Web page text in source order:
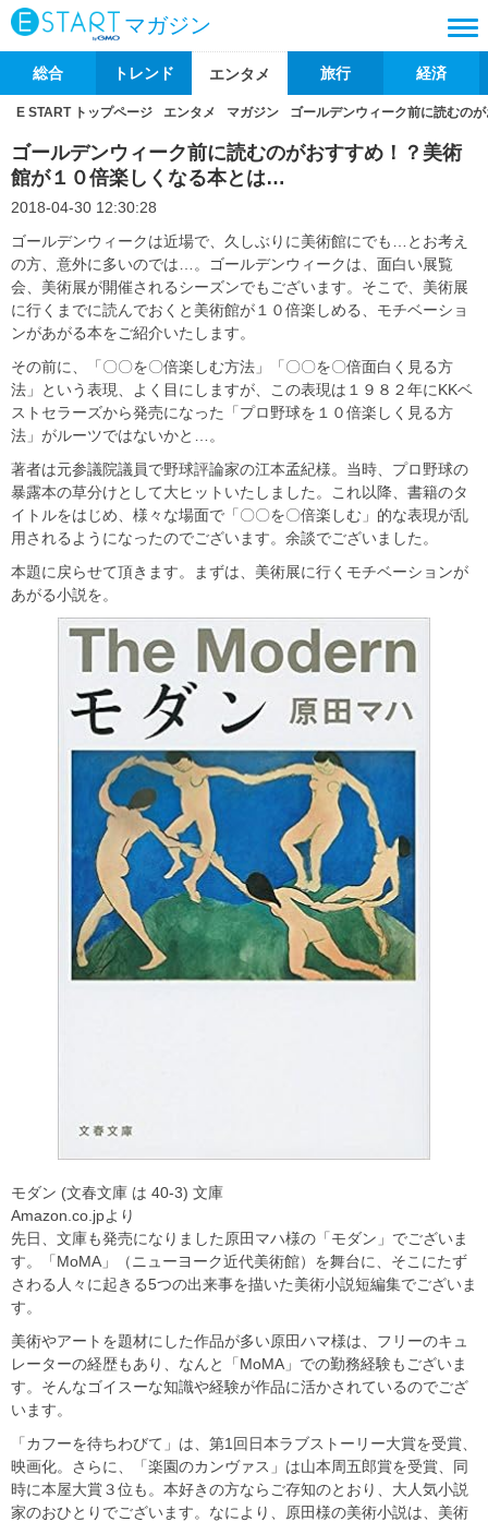
マガジン
総合 トレンド エンタメ 旅行 経済
E START トップページ エンタメ マガジン ゴールデンウィーク前に読むの
ゴールデンウィーク前に読むのがおすすめ！？美術
館が１０倍楽しくなる本とは…
2018-04-30 12:30:28
ゴールデンウィークは近場で、久しぶりに美術館にでも…とお考え
の方、意外に多いのでは…。ゴールデンウィークは、面白い展覧
会、美術展が開催されるシーズンでもございます。そこで、美術展
に行くまでに読んでおくと美術館が１０倍楽しめる、モチベーショ
ンがあがる本をご紹介いたします。
その前に、「〇〇を〇倍楽しむ方法」「〇〇を〇倍面白く見る方
法」という表現、よく目にしますが、この表現は１９８２年にKKベ
ストセラーズから発売になった「プロ野球を１０倍楽しく見る方
法」がルーツではないかと…。
著者は元参議院議員で野球評論家の江本孟紀様。当時、プロ野球の
暴露本の草分けとして大ヒットいたしました。これ以降、書籍のタ
イトルをはじめ、様々な場面で「〇〇を〇倍楽しむ」的な表現が乱
用されるようになったのでございます。余談でございました。
本題に戻らせて頂きます。まずは、美術展に行くモチベーションが
あがる小説を。
モダン (文春文庫 は 40-3) 文庫
Amazon.co.jpより
先日、文庫も発売になりました原田マハ様の「モダン」でございま
す。「MoMA」（ニューヨーク近代美術館）を舞台に、そこにたず
さわる人々に起きる5つの出来事を描いた美術小説短編集でございま
す。
美術やアートを題材にした作品が多い原田ハマ様は、フリーのキュ
レーターの経歴もあり、なんと「MoMA」での勤務経験もございま
す。そんなゴイスーな知識や経験が作品に活かされているのでござ
います。
「カフーを待ちわびて」は、第1回日本ラブストーリー大賞を受賞、
映画化。さらに、「楽園のカンヴァス」は山本周五郎賞を受賞、同
時に本屋大賞３位も。本好きの方ならご存知のとおり、大人気小説
家のおひとりでございます。なにより、原田様の美術小説は、美術